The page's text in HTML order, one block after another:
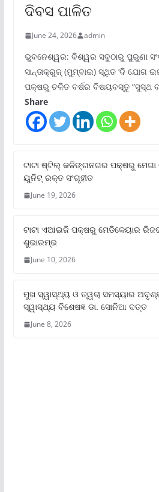
ଦିବସ ପାଳିତ
June 24, 2026 admin
ଭୁବନେଶ୍ୱର: ବିଶ୍ୱର ସବୁଠାରୁ ପୁରୁଣା
ସାନ୍ତାକ୍ରୁଜ୍ (ମୁମ୍ବାଇ) ସ୍ଥିତ ‘ଦି ଯୋଗ
ପକ୍ଷରୁ ଚଳିତ ବର୍ଷର ବିଷୟବସ୍ତୁ “ସୁସ୍ଥ
Share
ଟାଟା ଷ୍ଟିଲ୍‌ କଳିଙ୍ଗନଗର ପକ୍ଷରୁ ମେଗା
ୟୁନିଟ୍‌ ରକ୍ତ ସଂଗୃହୀତ
June 19, 2026
ଟାଟା ଏଆଇଜି ପକ୍ଷରୁ ମେଡିକେୟାର
ଶୁଭାରମ୍ଭ
June 10, 2026
ମୁଖ ସ୍ୱାସ୍ଥ୍ୟ ଓ ତ୍ୱଚା ସମସ୍ୟାର
ସ୍ୱାସ୍ଥ୍ୟ ବିଶେଷଜ୍ଞ ଡା. ସୋନିଆ ଦତ୍ତ
June 8, 2026